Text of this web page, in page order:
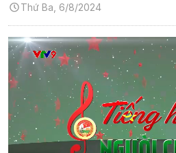
Thứ Ba, 6/8/2024